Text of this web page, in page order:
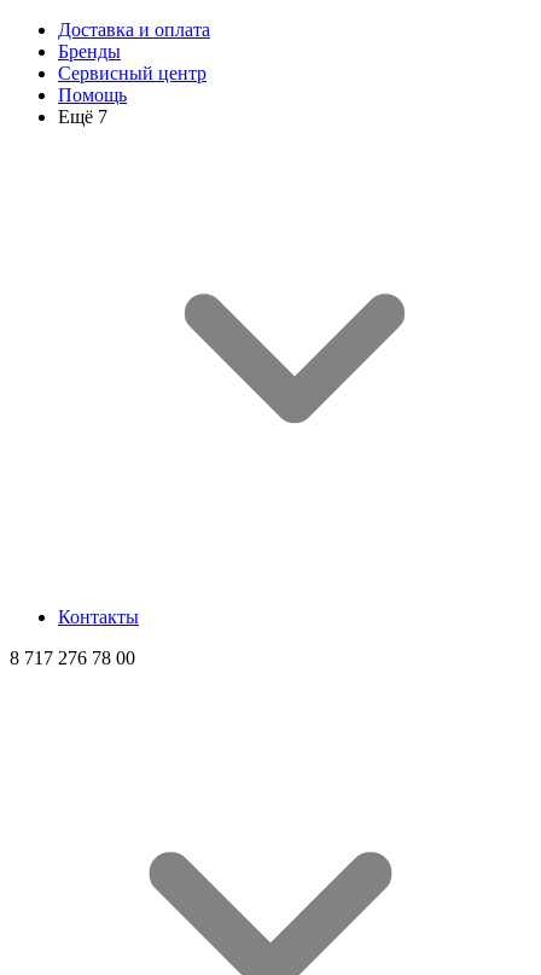
Доставка и оплата
Бренды
Сервисный центр
Помощь
Ещё 7
Контакты
8 717 276 78 00